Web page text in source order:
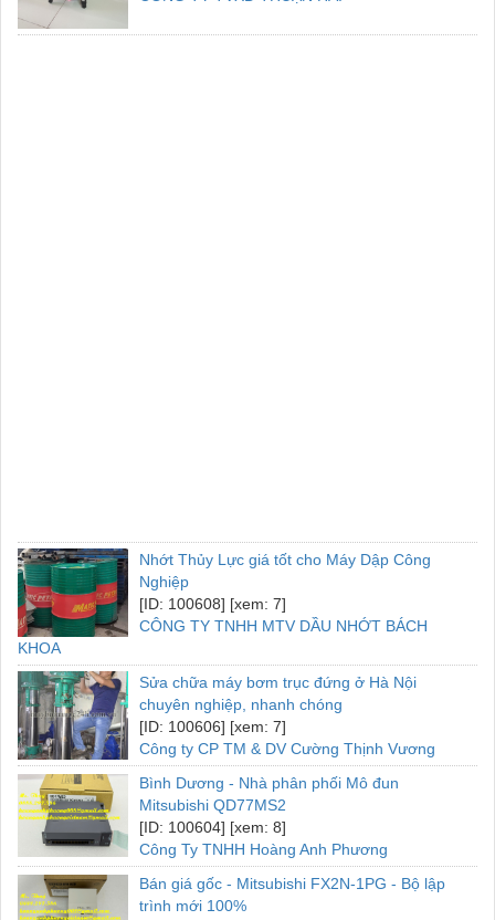
Nhớt Thủy Lực giá tốt cho Máy Dập Công
Nghiệp
[ID: 100608] [xem: 7]
CÔNG TY TNHH MTV DẦU NHỚT BÁCH
KHOA
Sửa chữa máy bơm trục đứng ở Hà Nội
chuyên nghiệp, nhanh chóng
[ID: 100606] [xem: 7]
Công ty CP TM & DV Cường Thịnh Vương
Bình Dương - Nhà phân phối Mô đun
Mitsubishi QD77MS2
[ID: 100604] [xem: 8]
Công Ty TNHH Hoàng Anh Phương
Bán giá gốc - Mitsubishi FX2N-1PG - Bộ lập
trình mới 100%